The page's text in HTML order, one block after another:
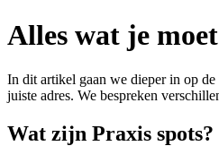
Alles wat je
In dit artikel gaan we dieper in op
juiste adres. We bespreken
Wat zijn Praxis spots?